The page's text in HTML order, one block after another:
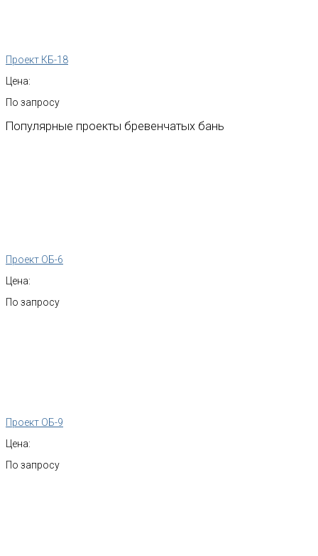
Проект КБ-18
Цена:
По запросу
Популярные проекты бревенчатых бань
Проект ОБ-6
Цена:
По запросу
Проект ОБ-9
Цена:
По запросу